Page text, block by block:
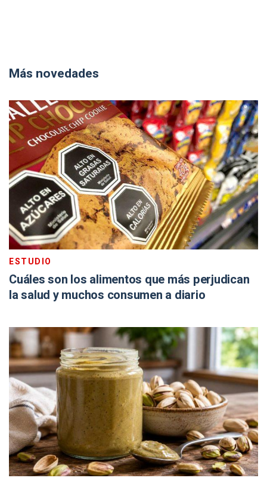
Más novedades
ESTUDIO
Cuáles son los alimentos que más perjudican
la salud y muchos consumen a diario